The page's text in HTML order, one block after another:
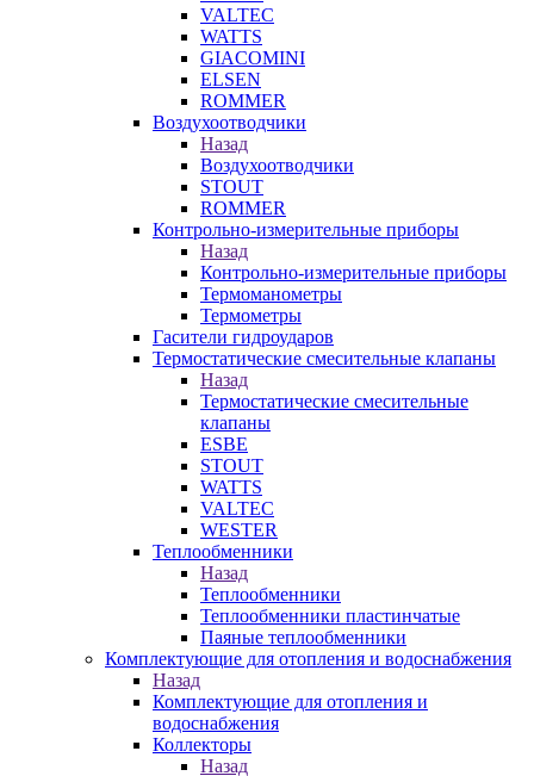
VALTEC
WATTS
GIACOMINI
ELSEN
ROMMER
Воздухоотводчики
Назад
Воздухоотводчики
STOUT
ROMMER
Контрольно-измерительные приборы
Назад
Контрольно-измерительные приборы
Термоманометры
Термометры
Гасители гидроударов
Термостатические смесительные клапаны
Назад
Термостатические смесительные
клапаны
ESBE
STOUT
WATTS
VALTEC
WESTER
Теплообменники
Назад
Теплообменники
Теплообменники пластинчатые
Паяные теплообменники
Комплектующие для отопления и водоснабжения
Назад
Комплектующие для отопления и
водоснабжения
Коллекторы
Назад